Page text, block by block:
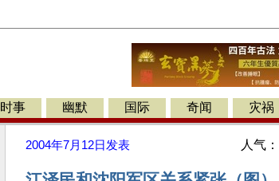
时事 幽默 国际 奇闻 灾祸
2004年7月12日 发表 人气：